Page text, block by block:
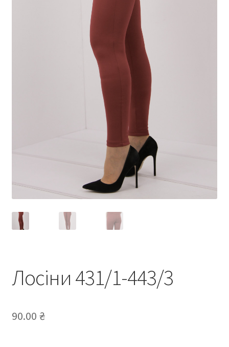
Лосіни 431/1-443/3
90.00 ₴